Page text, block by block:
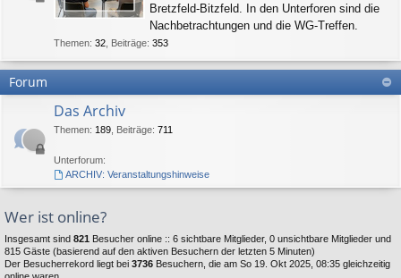
Bretzfeld-Bitzfeld. In den Unterforen sind die
Nachbetrachtungen und die WG-Treffen.
Themen: 32 Beiträge: 353
Forum
Das Archiv
Themen: 189 Beiträge: 711
Unterforum:
ARCHIV: Veranstaltungshinweise
Wer ist online?
Insgesamt sind 821 Besucher online :: 6 sichtbare Mitglieder, 0 unsichtbare Mitglieder und
815 Gäste (basierend auf den aktiven Besuchern der letzten 5 Minuten)
Der Besucherrekord liegt bei 3736 Besuchern, die am So 19. Okt 2025, 08:35 gleichzeitig